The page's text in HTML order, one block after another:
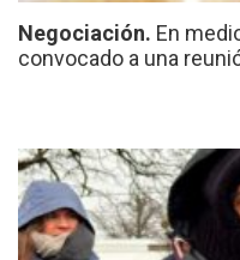
Negociación. En
convocado a una